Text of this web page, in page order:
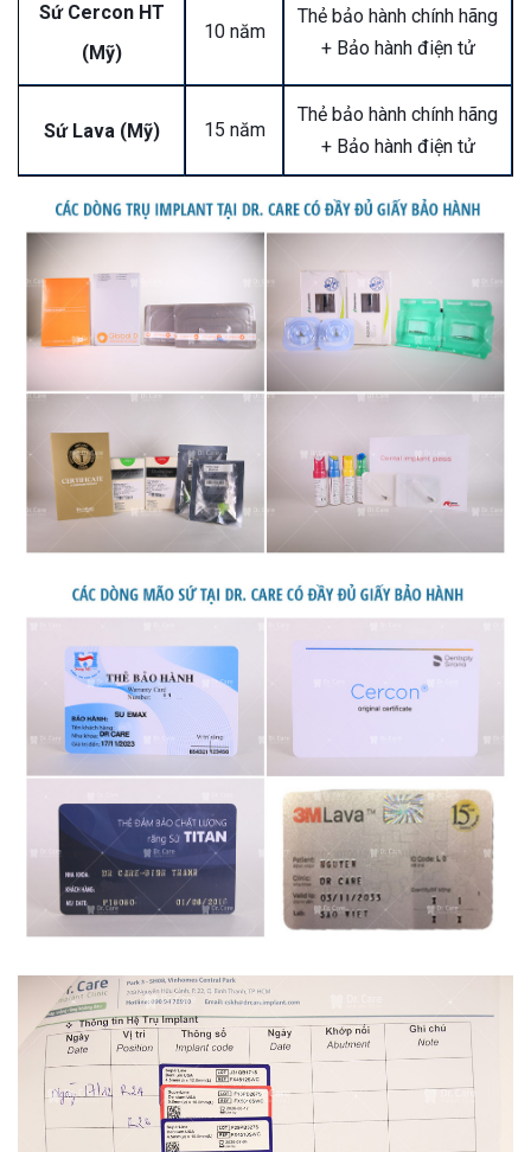
Sứ Cercon HT
(Mỹ)
10 năm
Thẻ bảo hành chính hãng
+ Bảo hành điện tử
Sứ Lava (Mỹ) 15 năm
Thẻ bảo hành chính hãng
+ Bảo hành điện tử